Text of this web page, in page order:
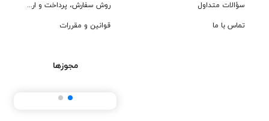
سؤالات متداول
تماس با ما
روش سفارش، پرداخت و ارسال
قوانین و مقررات
مجوزها